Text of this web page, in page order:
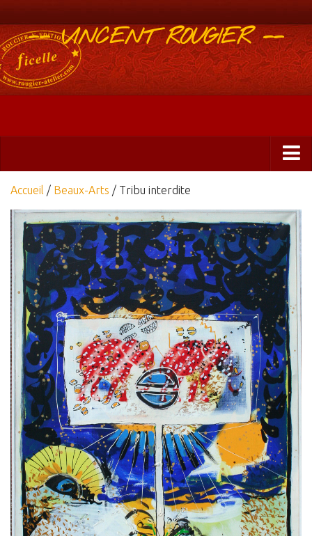
-- VINCENT ROUGIER --
Boutique
Abonnements 2025
Éditions
ficelle&PlisUrgents
Plis urgents
Ficelle Partagée
Estampes
Livres d’artiste
Ficelle noire
Auteurs
Beaux-Arts
Peintures
Dessins
Les froissés, les plissés
Installations
Accueil / Beaux-Arts / Tribu interdite